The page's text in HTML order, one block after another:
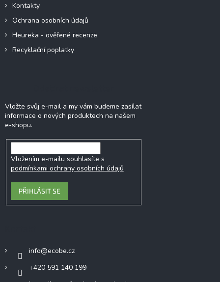
Kontakty
Ochrana osobních údajů
Heureka - ověřené recenze
Recyklační poplatky
Vložte svůj e-mail a my vám budeme zasílat
informace o nových produktech na našem
e-shopu.
Vložením e-mailu souhlasíte s
podmínkami ochrany osobních údajů
PŘIHLÁSIT SE
info@ecobe.cz
+420 591 140 199